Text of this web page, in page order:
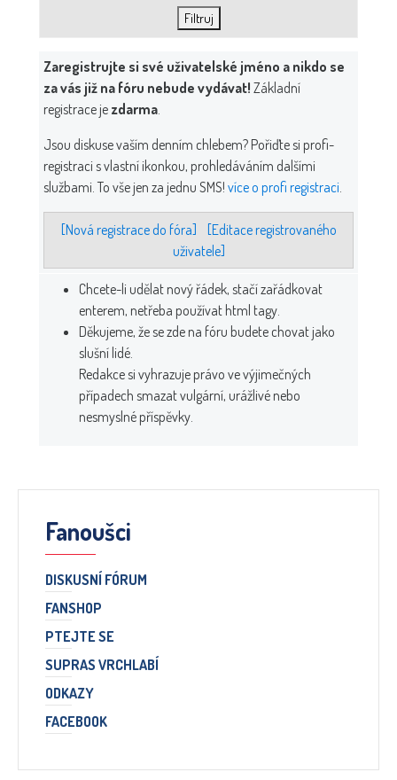
Zaregistrujte si své uživatelské jméno a nikdo se
za vás již na fóru nebude vydávat! Základní
registrace je zdarma
Jsou diskuse vaším denním chlebem? Pořiďte si profi-
registraci s vlastní ikonkou, prohledáváním dalšími
službami. To vše jen za jednu SMS! více o profi registraci
[Nová registrace do fóra]
[Editace registrovaného
uživatele]
Chcete-li udělat nový řádek, stačí zařádkovat
enterem, netřeba používat html tagy.
Děkujeme, že se zde na fóru budete chovat jako
slušní lidé.
Redakce si vyhrazuje právo ve výjimečných
případech smazat vulgární, urážlivé nebo
nesmyslné příspěvky.
Fanoušci
DISKUSNÍ FÓRUM
FANSHOP
PTEJTE SE
SUPRAS VRCHLABÍ
ODKAZY
FACEBOOK